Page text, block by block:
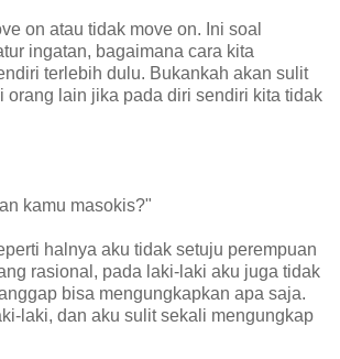
on atau tidak move on. Ini soal
ingatan, bagaimana cara kita
terlebih dulu. Bukankah akan sulit
orang lain jika pada diri sendiri kita tidak
kamu masokis?"
halnya aku tidak setuju perempuan
rasional, pada laki-laki aku juga tidak
bisa mengungkapkan apa saja.
laki, dan aku sulit sekali mengungkap